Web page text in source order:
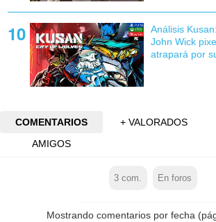
Análisis
John Wick
atrapará por
COMENTARIOS
+ VALORADOS
AMIGOS
3 com. En foros
Mostrando comentarios por fecha